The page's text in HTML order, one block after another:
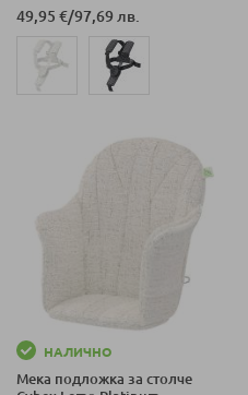
49,95 €/97,69 лв.
НАЛИЧНО
Мека подложка за столче